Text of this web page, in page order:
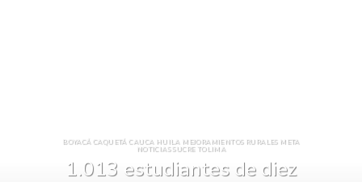
BOYACÁ CAQUETÁ CAUCA HUILA MEJORAMIENTOS RURALES META
NOTICIAS SUCRE TOLIMA
1.013 estudiantes de diez